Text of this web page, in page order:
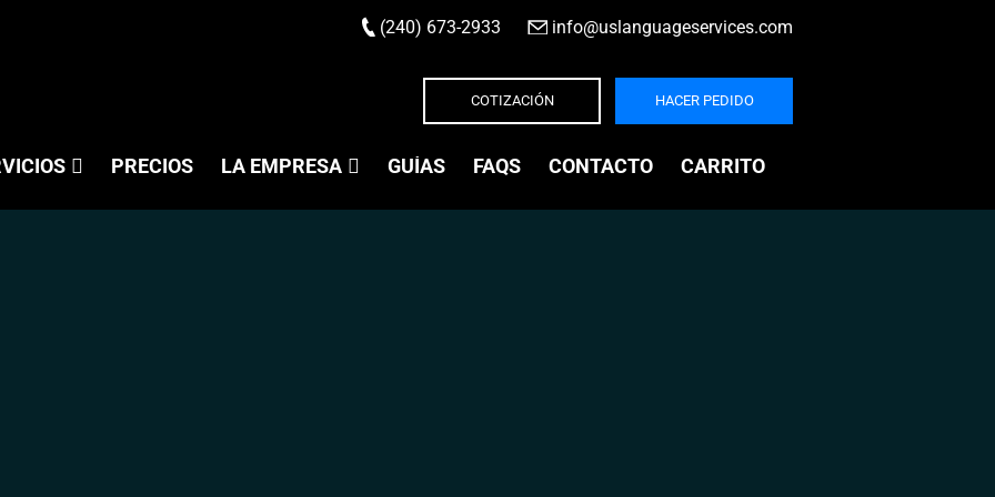
(240) 673-2933 info@uslanguageservices.com
COTIZACIÓN HACER PEDIDO
PRECIOS LA EMPRESA GUÍAS FAQS CONTACTO CARRITO